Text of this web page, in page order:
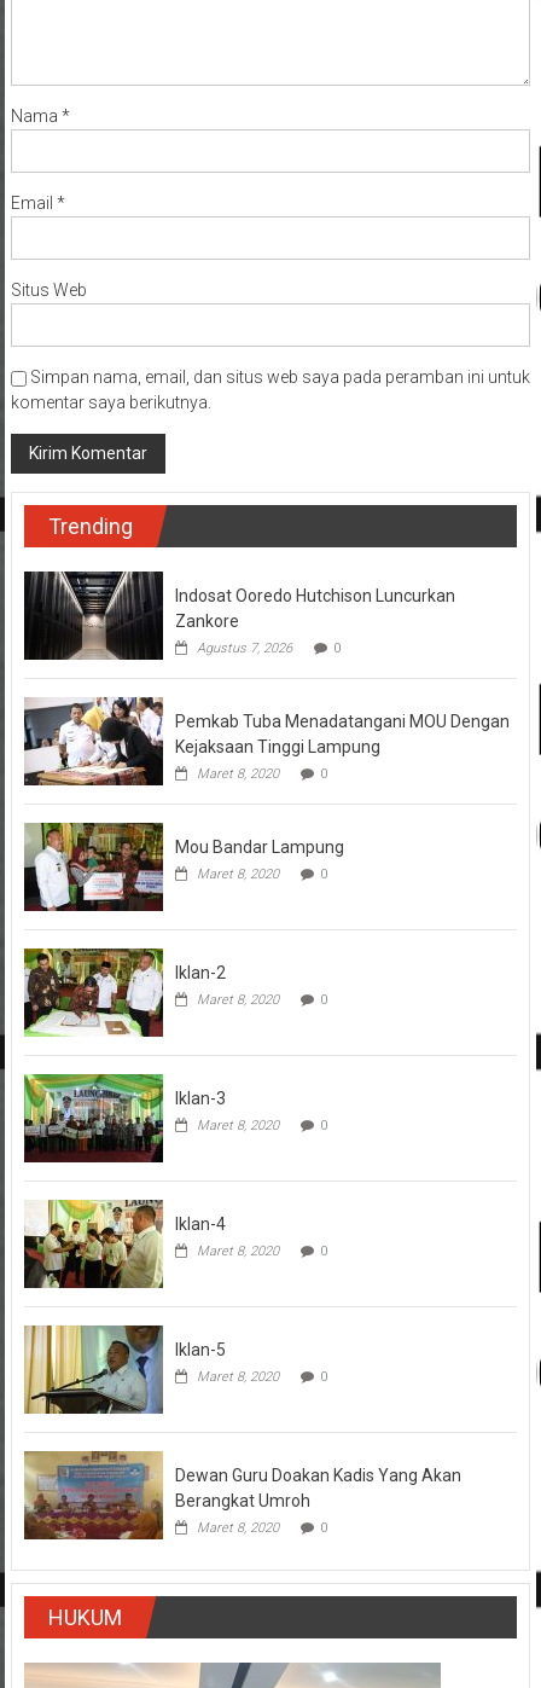
Nama *
Email *
Situs Web
Simpan nama, email, dan situs web saya pada peramban ini untuk
komentar saya berikutnya.
Trending
Indosat Ooredo Hutchison Luncurkan
Zankore
Agustus 7, 2026 0
Pemkab Tuba Menadatangani MOU Dengan
Kejaksaan Tinggi Lampung
Maret 8, 2020 0
Mou Bandar Lampung
Maret 8, 2020 0
Iklan-2
Maret 8, 2020 0
Iklan-3
Maret 8, 2020 0
Iklan-4
Maret 8, 2020 0
Iklan-5
Maret 8, 2020 0
Dewan Guru Doakan Kadis Yang Akan
Berangkat Umroh
Maret 8, 2020 0
HUKUM